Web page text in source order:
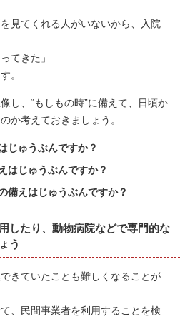
見てくれる人がいないから、入院
てきた」
。
し、“もしもの時”に備えて、日頃か
か考えておきましょう。
じゅうぶんですか？
はじゅうぶんですか？
備えはじゅうぶんですか？
したり、動物病院などで専門的な
う
きていたことも難しくなることが
、民間事業者を利用することを検